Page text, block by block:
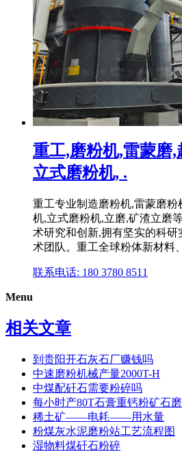
重工,磨粉机,雷蒙磨
立式磨粉机, .
重工专业制造磨粉机,雷蒙磨
机,立式磨粉机,立磨,矿渣立磨
术研究和创新,拥有坚实的科
术团队。重工全球粉体新材料
联系电话: 180 3780 8511
Menu
相关文章
到贵阳开石灰石厂赚钱吗
中速磨粉机械产量2000T-H
中煤配矸石需要粉碎吗
每小时产80T石膏重钙粉矿石
稀土矿——电耗——用水量
粉煤灰水泥磨粉站工艺流程图
湿物料煤矸石粉碎